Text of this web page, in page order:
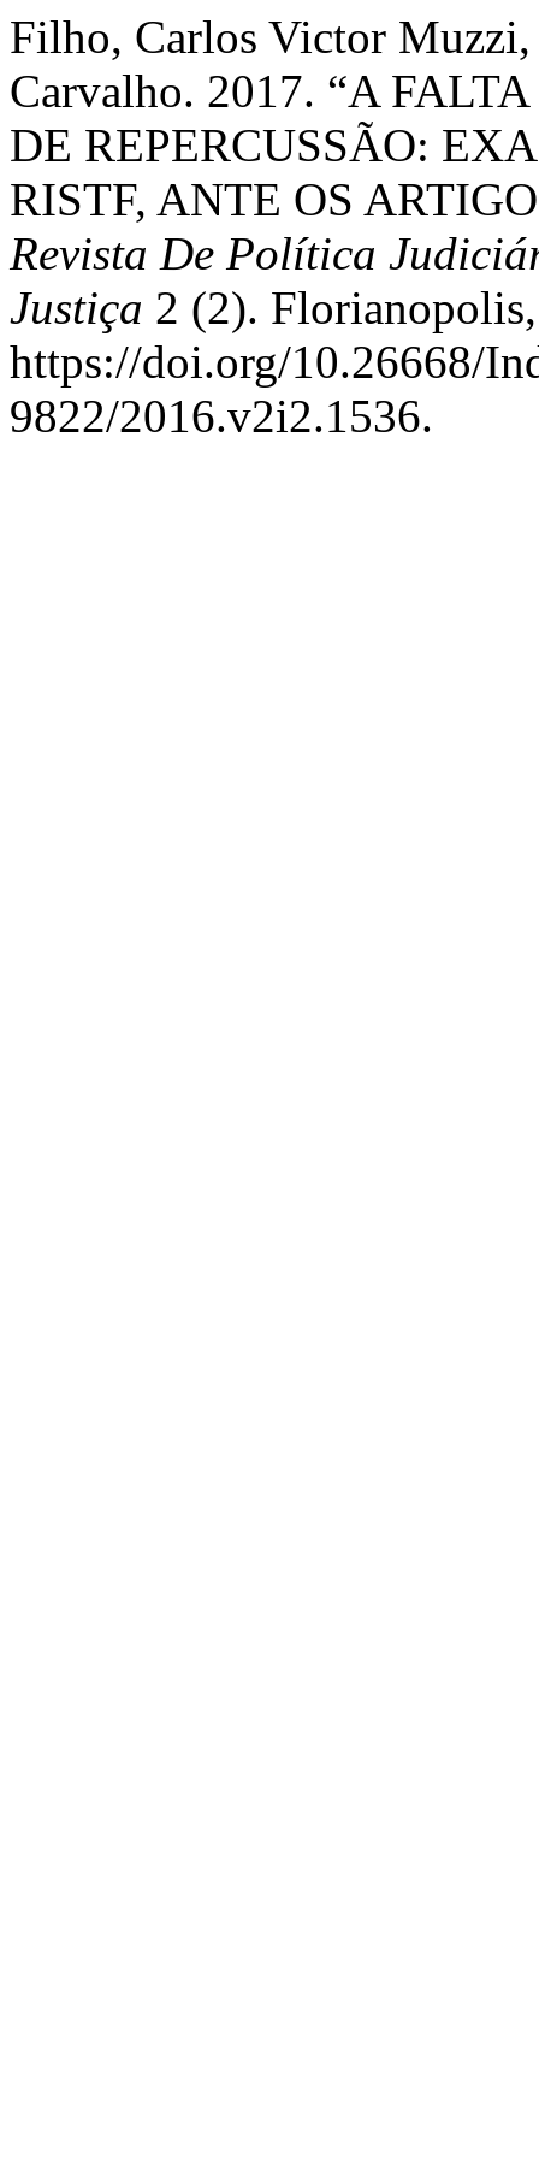
Filho, Carlos Victor
Carvalho. 2017. “A
DE REPERCUSSÃO:
RISTF, ANTE OS
Revista De Política
Justiça 2 (2).
https://doi.org/10.26668/
9822/2016.v2i2.1536.